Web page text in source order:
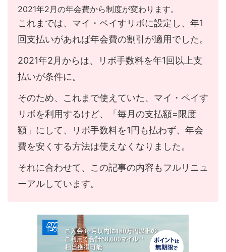
2021年2月の年会費から制度が変わります。
これまでは、マイ・ペイすリボに設定し、年1
回支払いがあれば年会費の割引が適用でした。
2021年2月からは、リボ手数料を年1回以上支
払いが条件に。
そのため、これまで使えていた、マイ・ペイす
リボを利用するけど、「毎月の支払額=限度
額」にして、リボ手数料を1円も払わず、年会
費を安くする方法は使えなくなりました。
それに合わせて、この記事の内容もフルリニュ
ーアルしています。